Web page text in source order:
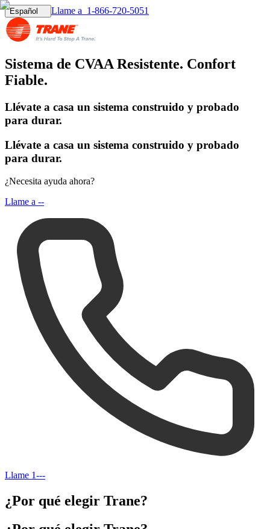
Español Llame a 1-866-720-5051
Sistema de CVAA Resistente. Confort
Fiable.
Llévate a casa un sistema construido y probado
para durar.
Llévate a casa un sistema construido y probado
para durar.
¿Necesita ayuda ahora?
Llame a --
Llame 1---
¿Por qué elegir Trane?